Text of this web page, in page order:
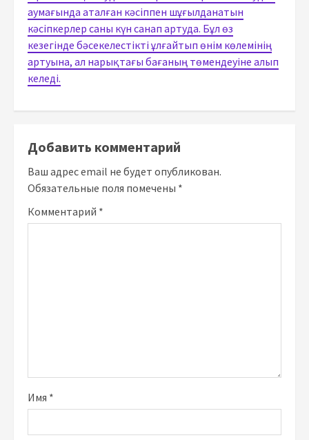
аумағында аталған кәсіппен шұғылданатын
кәсіпкерлер саны күн санап артуда. Бұл өз
кезегінде бәсекелестікті ұлғайтып өнім көлемінің
артуына, ал нарықтағы бағаның төмендеуіне алып
келеді.
Добавить комментарий
Ваш адрес email не будет опубликован.
Обязательные поля помечены *
Комментарий *
Имя *